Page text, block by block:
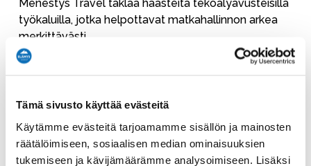
Tämä sivusto käyttää evästeitä
Käytämme evästeitä tarjoamamme sisällön ja mainosten
räätälöimiseen, sosiaalisen median ominaisuuksien
tukemiseen ja kävijämäärämme analysoimiseen. Lisäksi
Menestys Travel taklaa haasteita tekoälyavusteisilla
työkaluilla, jotka helpottavat matkahallinnon arkea
merkittävästi.
Travel Manager Dashboard puolestaan automatisoi
yrityksen on helppo seurata liikematkustuksen
varauskäyttäytymistä ja sekä CO2-päästöjä ja
turvallisuusnäkymiä.